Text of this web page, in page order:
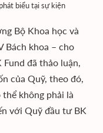
biểu tại sự kiện
Bộ Khoa học và
Bách khoa – cho
đã thảo luận,
của Quỹ, theo đó,
thể không phải là
với Quỹ đầu tư BK